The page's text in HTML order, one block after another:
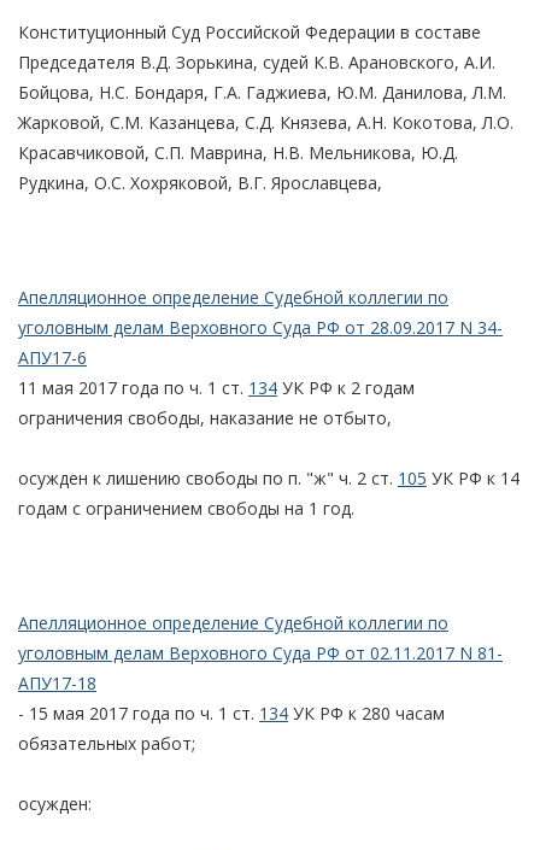
Конституционный Суд Российской Федерации в составе
Председателя В.Д. Зорькина, судей К.В. Арановского, А.И.
Бойцова, Н.С. Бондаря, Г.А. Гаджиева, Ю.М. Данилова, Л.М.
Жарковой, С.М. Казанцева, С.Д. Князева, А.Н. Кокотова, Л.О.
Красавчиковой, С.П. Маврина, Н.В. Мельникова, Ю.Д.
Рудкина, О.С. Хохряковой, В.Г. Ярославцева,
Апелляционное определение Судебной коллегии по
уголовным делам Верховного Суда РФ от 28.09.2017 N 34-
АПУ17-6
11 мая 2017 года по ч. 1 ст. 134 УК РФ к 2 годам
ограничения свободы, наказание не отбыто,
осужден к лишению свободы по п. "ж" ч. 2 ст. 105 УК РФ к 14
годам с ограничением свободы на 1 год.
Апелляционное определение Судебной коллегии по
уголовным делам Верховного Суда РФ от 02.11.2017 N 81-
АПУ17-18
- 15 мая 2017 года по ч. 1 ст. 134 УК РФ к 280 часам
обязательных работ;
осужден: